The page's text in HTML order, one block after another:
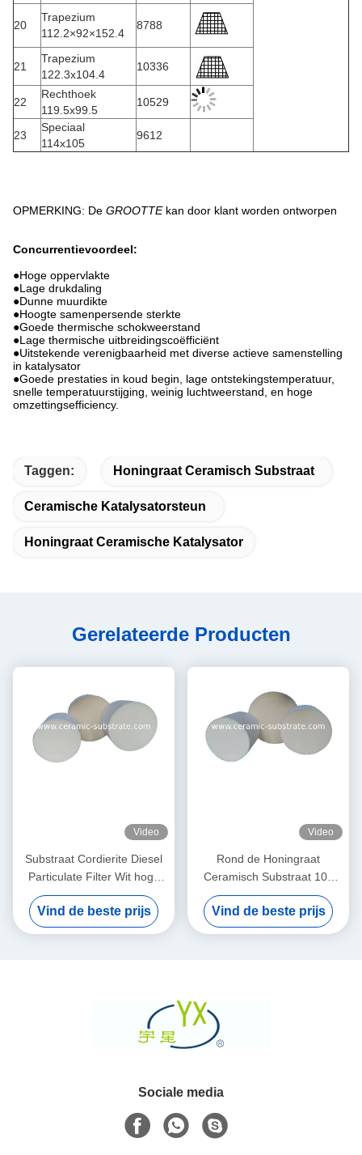
20
Trapezium
112.2×92×152.4
8788
21
Trapezium
122.3x104.4
10336
22
Rechthoek
119.5x99.5
10529
23
Speciaal
114x105
9612
OPMERKING: De GROOTTEkan door klant worden ontworpen
Concurrentievoordeel:
●Hoge oppervlakte
●Lage drukdaling
●Dunne muurdikte
●Hoogte samenpersende sterkte
●Goede thermische schokweerstand
●Lage thermische uitbreidingscoëfficiënt
●Uitstekende verenigbaarheid met diverse actieve samenstelling
in katalysator
●Goede prestaties in koud begin, lage ontstekingstemperatuur,
snelle temperatuurstijging, weinig luchtweerstand, en hoge
omzettingsefficiency.
Taggen: Honingraat Ceramisch Substraat
Ceramische Katalysatorsteun
Honingraat Ceramische Katalysator
Gerelateerde Producten
Video
Substraat Cordierite Diesel
Particulate Filter Wit hoge
porositeit
Vind de beste prijs
Video
Rond de Honingraat
Ceramisch Substraat 100
van Cordierietdpf 200 CPSI-
Cellendichtheid
Vind de beste prijs
Sociale media